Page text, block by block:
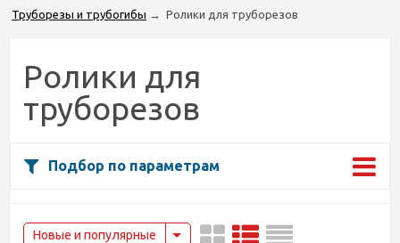
Труборезы и трубогибы → Ролики для труборезов
Ролики для
труборезов
Подбор по параметрам
Новые и популярные